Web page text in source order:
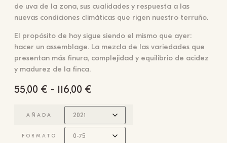
de uva de la zona, sus cualidades y respuesta a las
nuevas condiciones climáticas que rigen nuestro terruño.
El propósito de hoy sigue siendo el mismo que ayer:
hacer un assemblage. La mezcla de las variedades que
presentan más finura, complejidad y equilibrio de acidez
y madurez de la finca.
55,00 € - 116,00 €
AÑADA
FORMATO